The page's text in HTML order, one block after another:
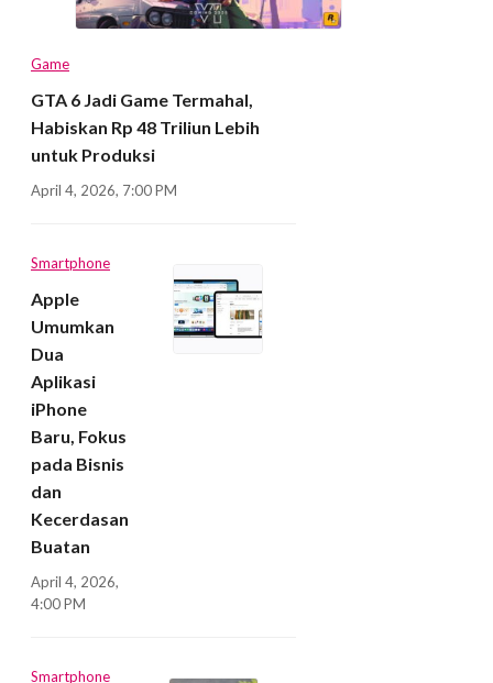
Game
GTA 6 Jadi Game Termahal,
Habiskan Rp 48 Triliun Lebih
untuk Produksi
April 4, 2026, 7:00 PM
Smartphone
Apple
Umumkan
Dua
Aplikasi
iPhone
Baru, Fokus
pada Bisnis
dan
Kecerdasan
Buatan
April 4, 2026,
4:00 PM
Smartphone